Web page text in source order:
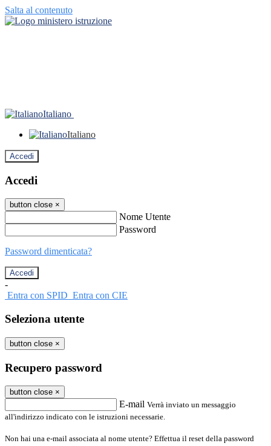
Salta al contenuto
Italiano
Italiano
Accedi
Accedi
button close ×
Nome Utente
Password
Password dimenticata?
-
Entra con SPID Entra con CIE
Seleziona utente
button close ×
Recupero password
button close ×
E-mail Verrà inviato un messaggio
all'indirizzo indicato con le istruzioni necessarie.
Non hai una e-mail associata al nome utente? Effettua il reset della password